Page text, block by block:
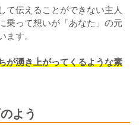
て伝えることができない主人
乗って想いが「あなた」の元
ます。
が湧き上がってくるような素
よう